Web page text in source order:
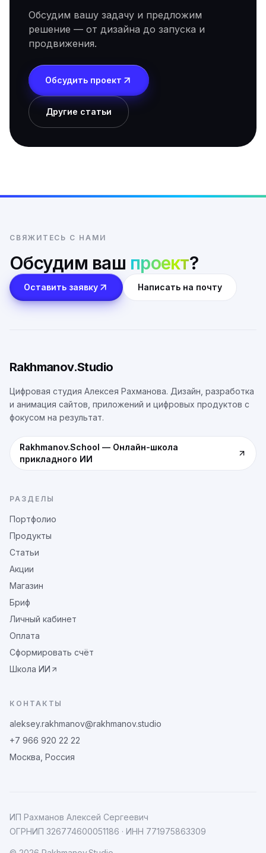
Обсудим вашу задачу и предложим
решение — от дизайна до запуска и
продвижения.
Обсудить проект
Другие статьи
СВЯЖИТЕСЬ С НАМИ
Обсудим ваш проект?
Оставить заявку Написать на почту
Rakhmanov.Studio
Цифровая студия Алексея Рахманова. Дизайн, разработка
и анимация сайтов, приложений и цифровых продуктов с
фокусом на результат.
Rakhmanov.School — Онлайн-школа
прикладного ИИ
РАЗДЕЛЫ
Портфолио
Продукты
Статьи
Акции
Магазин
Бриф
Личный кабинет
Оплата
Сформировать счёт
Школа ИИ
КОНТАКТЫ
aleksey.rakhmanov@rakhmanov.studio
+7 966 920 22 22
Москва, Россия
ИП Рахманов Алексей Сергеевич
ОГРНИП 326774600051186 · ИНН 771975863309